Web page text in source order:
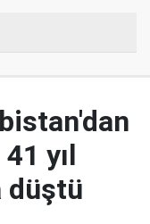
yıl
düştü